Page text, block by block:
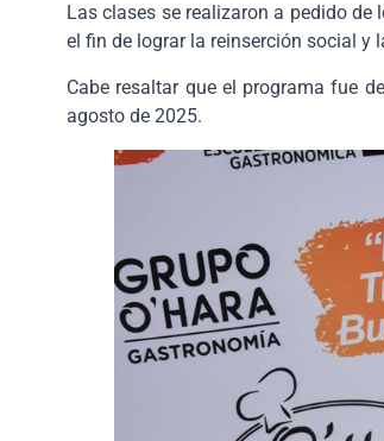
Las clases se realizaron a pedido
el fin de lograr la reinserción social y
Cabe resaltar que el programa fue
agosto de 2025.